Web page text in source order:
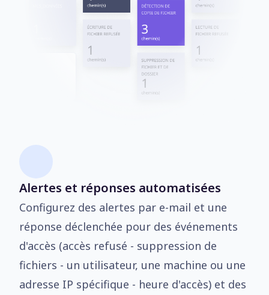
Alertes et réponses automatisées
Configurez des alertes par e-mail et une
réponse déclenchée pour des événements
d'accès (accès refusé - suppression de
fichiers - un utilisateur, une machine ou une
adresse IP spécifique - heure d'accès) et des